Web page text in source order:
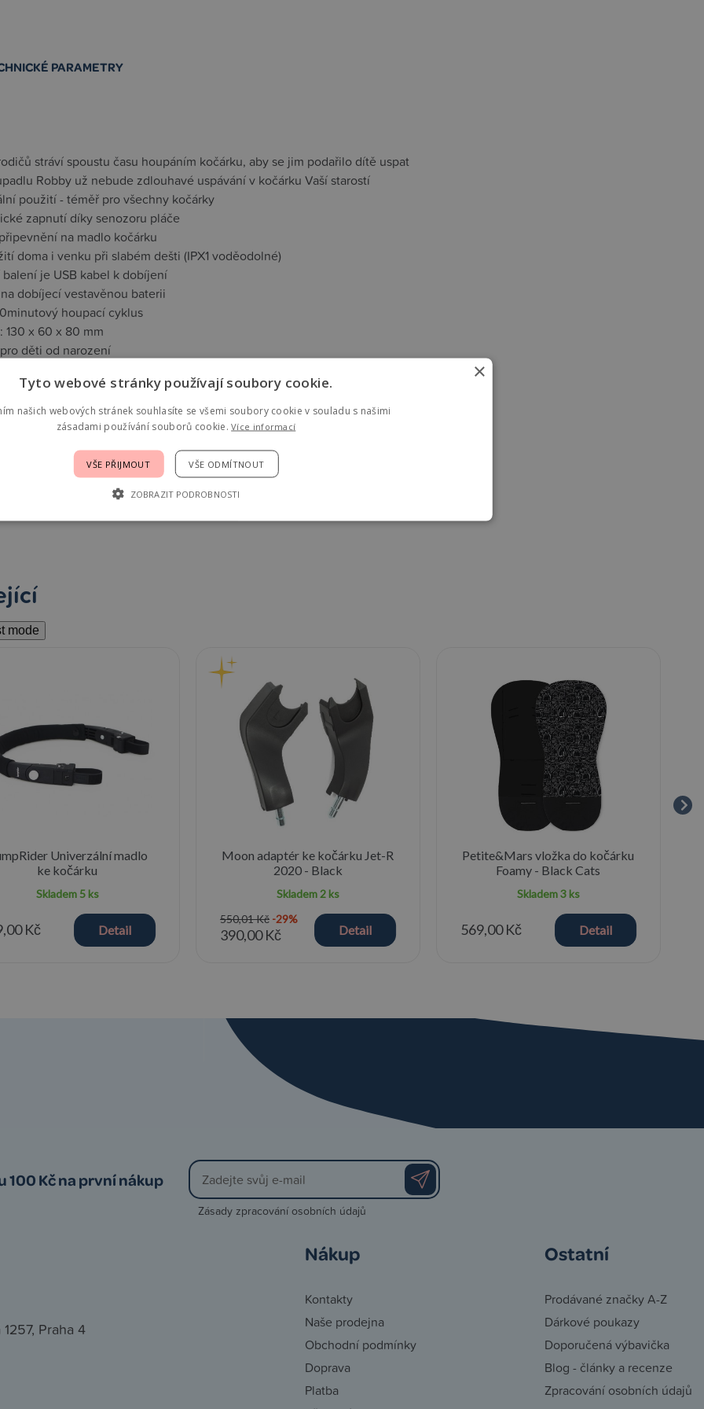
PARAMETRY
stráví spoustu času houpáním kočárku, aby se jim podařilo dítě uspat
Robby už nebude zdlouhavé uspávání v kočárku Vaší starostí
použití - téměř pro všechny kočárky
zapnutí díky senozoru pláče
na madlo kočárku
doma i venku při slabém dešti (IPX1 voděodolné)
balení je USB kabel k dobíjení
dobíjecí vestavěnou baterii
houpací cyklus
130 x 60 x 80 mm
děti od narození
parametry
černá
mode
Univerzální madlo
ke kočárku
Skladem 5 ks
Kč Detail
Moon adaptér ke kočárku Jet-R
2020 - Black
Skladem 2 ks
550,01 Kč -29%
390,00 Kč Detail
Petite&Mars vložka do kočárku
Foamy - Black Cats
Skladem3 ks
569,00 Kč Detail
100 Kč na první nákup
Zásady zpracování osobních údajů
Praha 4
Nákup
Kontakty
Naše prodejna
Obchodní podmínky
Doprava
Platba
Ostatní
Prodávané značky A-Z
Dárkové poukazy
Doporučená výbavička
Blog - články a recenze
Zpracování osobních údajů
×
Tyto webové stránky používají soubory cookie.
našich webových stránek souhlasíte se všemi soubory cookie v souladu s našimi
zásadami používání souborů cookie.Více informací
VŠE PŘIJMOUT VŠE ODMÍTNOUT
ZOBRAZIT PODROBNOSTI